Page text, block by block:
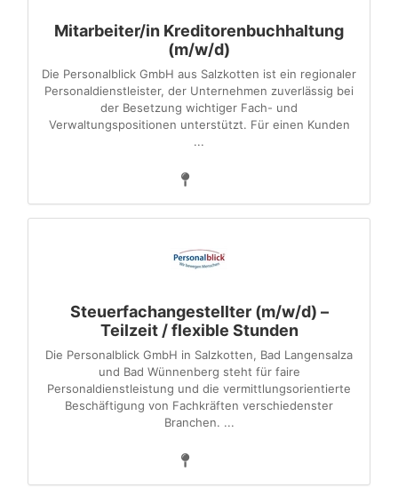
Mitarbeiter/in Kreditorenbuchhaltung
(m/w/d)
Die Personalblick GmbH aus Salzkotten ist ein regionaler
Personaldienstleister, der Unternehmen zuverlässig bei
der Besetzung wichtiger Fach- und
Verwaltungspositionen unterstützt. Für einen Kunden
...
Steuerfachangestellter (m/w/d) –
Teilzeit / flexible Stunden
Die Personalblick GmbH in Salzkotten, Bad Langensalza
und Bad Wünnenberg steht für faire
Personaldienstleistung und die vermittlungsorientierte
Beschäftigung von Fachkräften verschiedenster
Branchen. ...